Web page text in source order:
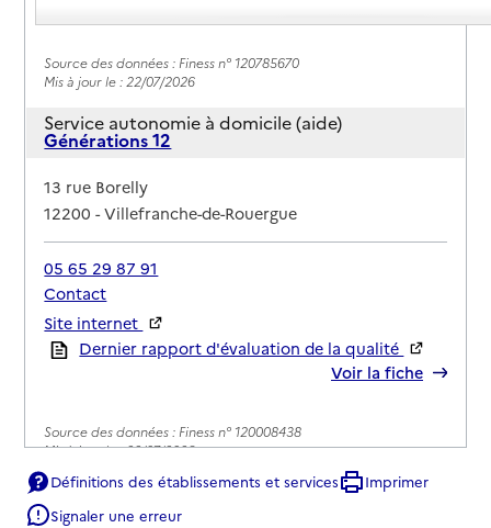
Source des données : Finess n° 120785670
Mis à jour le : 22/07/2026
Service autonomie à domicile (aide)
Générations 12
Adresse
13 rue Borelly
12200-Villefranche-de-Rouergue
05 65 29 87 91
Contact
Site internet
Rapport HAS
Dernier rapport d'évaluation de la qualité
Voir la fiche
Source des données : Finess n° 120008438
Mis à jour le : 22/07/2026
Service autonomie à domicile (aide)
O2
Définitions des établissements et services
Imprimer
Signaler une erreur